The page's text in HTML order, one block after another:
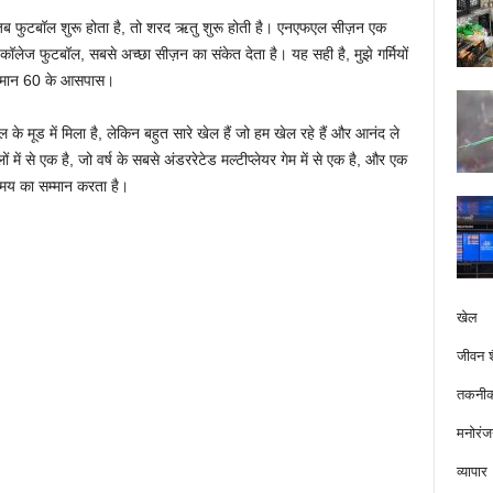
फुटबॉल शुरू होता है, तो शरद ऋतु शुरू होती है। एनएफएल सीज़न एक
फुटबॉल, सबसे अच्छा सीज़न का संकेत देता है। यह सही है, मुझे गर्मियों
60 के आसपास।
के मूड में मिला है, लेकिन बहुत सारे खेल हैं जो हम खेल रहे हैं और आनंद ले
में से एक है, जो वर्ष के सबसे अंडररेटेड मल्टीप्लेयर गेम में से एक है, और एक
का सम्मान करता है।
खेल
जीवन
व्यापार